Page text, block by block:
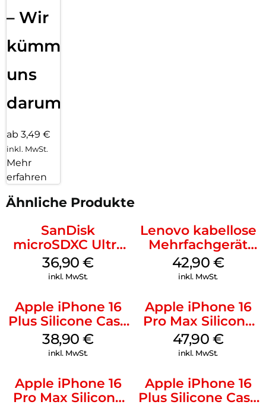
– Wir
kümmern
uns
darum!
ab 3,49 €
inkl. MwSt.
Mehr
erfahren
Ähnliche Produkte
SanDisk
microSDXC Ultra
128 GB + Adapter
Mobile
36,90€
inkl. MwSt.
Lenovo kabellose
Mehrfachgerät
Luna Grey
42,90 €
inkl. MwSt.
Apple iPhone 16
Plus Silicone Case
MagSafe Denim
38,90€
inkl. MwSt.
Apple iPhone 16
Pro Max Silicone
Case MagSafe
Black
47,90 €
inkl. MwSt.
Apple iPhone 16
Pro Max Silicone
Apple iPhone 16
Plus Silicone Case